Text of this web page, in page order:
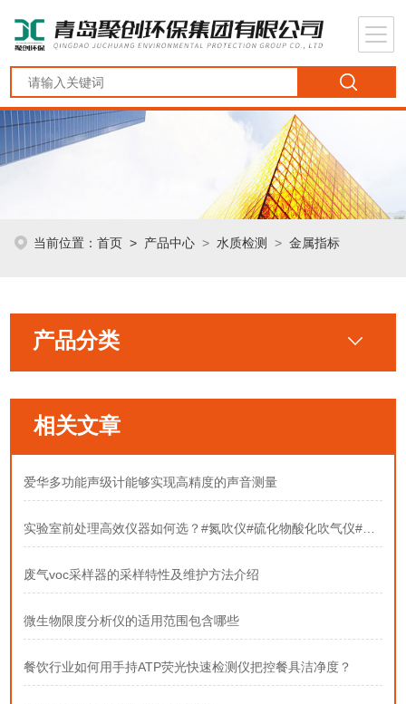
当前位置：首页 > 产品中心 >水质检测 >金属指标
产品分类
相关文章
爱华多功能声级计能够实现高精度的声音测量
实验室前处理高效仪器如何选？#氮吹仪#硫化物酸化吹气仪#固相萃取装置
废气voc采样器的采样特性及维护方法介绍
微生物限度分析仪的适用范围包含哪些
餐饮行业如何用手持ATP荧光快速检测仪把控餐具洁净度？